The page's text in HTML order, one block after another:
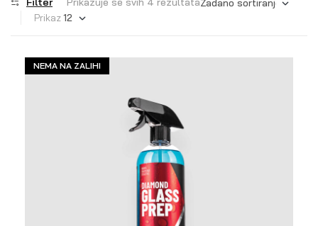
Prikaz
NEMA NA ZALIHI